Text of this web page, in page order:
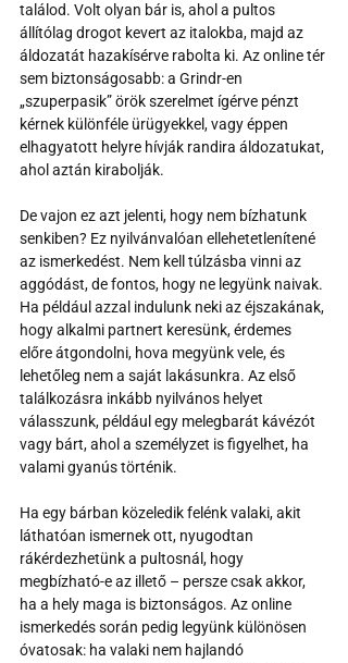
találod. Volt olyan bár is, ahol a pultos
állítólag drogot kevert az italokba, majd az
áldozatát hazakísérve rabolta ki. Az online tér
sem biztonságosabb: a Grindr-en
„szuperpasik” örök szerelmet ígérve pénzt
kérnek különféle ürügyekkel, vagy éppen
elhagyatott helyre hívják randira áldozatukat,
ahol aztán kirabolják.
De vajon ez azt jelenti, hogy nem bízhatunk
senkiben? Ez nyilvánvalóan ellehetetlenítené
az ismerkedést. Nem kell túlzásba vinni az
aggódást, de fontos, hogy ne legyünk naivak.
Ha például azzal indulunk neki az éjszakának,
hogy alkalmi partnert keresünk, érdemes
előre átgondolni, hova megyünk vele, és
lehetőleg nem a saját lakásunkra. Az első
találkozásra inkább nyilvános helyet
válasszunk, például egy melegbarát kávézót
vagy bárt, ahol a személyzet is figyelhet, ha
valami gyanús történik.
Ha egy bárban közeledik felénk valaki, akit
láthatóan ismernek ott, nyugodtan
rákérdezhetünk a pultosnál, hogy
megbízható-e az illető – persze csak akkor,
ha a hely maga is biztonságos. Az online
ismerkedés során pedig legyünk különösen
óvatosak: ha valaki nem hajlandó